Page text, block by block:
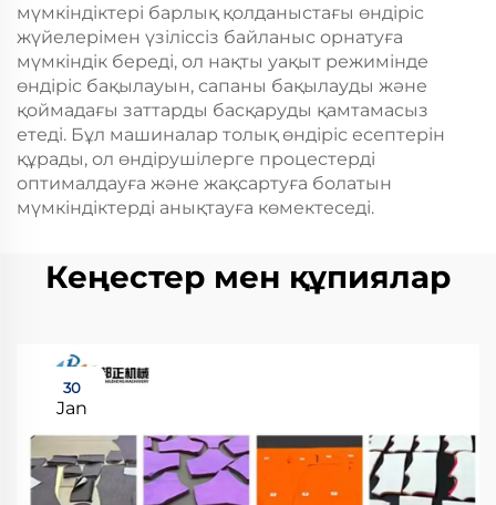
мүмкіндіктері барлық қолданыстағы өндіріс
жүйелерімен үзіліссіз байланыс орнатуға
мүмкіндік береді, ол нақты уақыт режимінде
өндіріс бақылауын, сапаны бақылауды және
қоймадағы заттарды басқаруды қамтамасыз
етеді. Бұл машиналар толық өндіріс есептерін
құрады, ол өндірушілерге процестерді
оптималдауға және жақсартуға болатын
мүмкіндіктерді анықтауға көмектеседі.
Кеңестер мен құпиялар
30
Jan